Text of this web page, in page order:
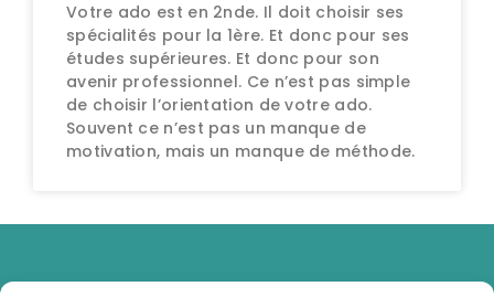
Votre ado est en 2nde. Il doit choisir ses
spécialités pour la 1ère. Et donc pour ses
études supérieures. Et donc pour son
avenir professionnel. Ce n’est pas simple
de choisir l’orientation de votre ado.
Souvent ce n’est pas un manque de
motivation, mais un manque de méthode.